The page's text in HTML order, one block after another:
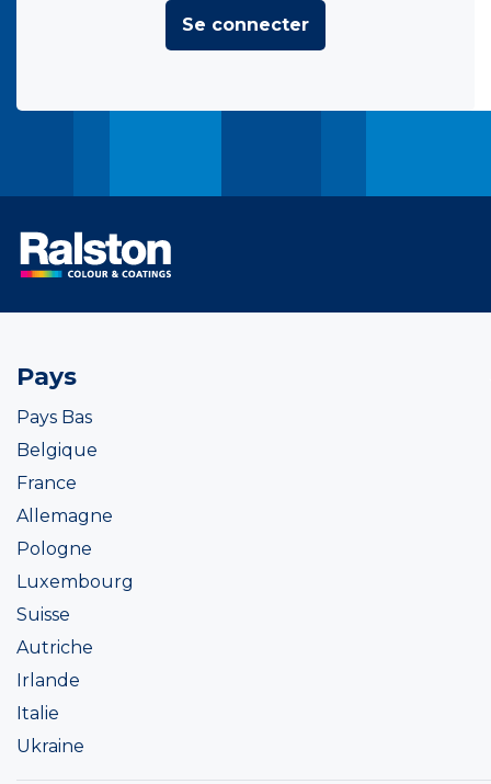
Se connecter
Pays
Pays Bas
Belgique
France
Allemagne
Pologne
Luxembourg
Suisse
Autriche
Irlande
Italie
Ukraine